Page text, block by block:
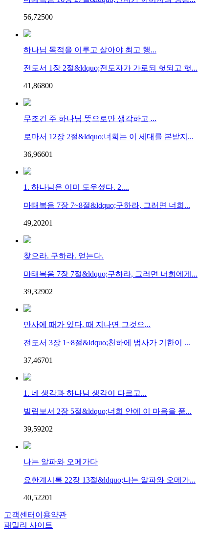
56,72500
하나님 목적을 이루고 살아야 최고 행...
전도서 1장 2절&ldquo;전도자가 가로되 헛되고 헛...
41,86800
무조건 주 하나님 뜻으로만 생각하고 ...
로마서 12장 2절&ldquo;너희는 이 세대를 본받지...
36,96601
1. 하나님은 이미 도우셨다. 2....
마태복음 7장 7~8절&ldquo;구하라, 그러면 너희...
49,20201
찾으라. 구하라. 얻는다.
마태복음 7장 7절&ldquo;구하라, 그러면 너희에게...
39,32902
만사에 때가 있다. 때 지나면 그것으...
전도서 3장 1~8절&ldquo;천하에 범사가 기한이 ...
37,46701
1. 네 생각과 하나님 생각이 다르고...
빌립보서 2장 5절&ldquo;너희 안에 이 마음을 품...
39,59202
나는 알파와 오메가다
요한계시록 22장 13절&ldquo;나는 알파와 오메가...
40,52201
고객센터 이용약관
패밀리 사이트